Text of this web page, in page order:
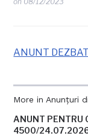
More in Anunțuri
ANUNT PENTRU
4500/
ANUNT